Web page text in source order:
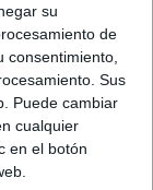
su
de
Sus
Puede cambiar
cualquier
en el botón
undonatiu
Oncolliga
a millorar
malalts de
sobre la